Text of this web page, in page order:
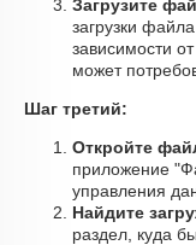
Загрузите
загрузки
зависимости
может
Шаг третий:
Откройте
приложение
управления
Найдите
раздел, куда